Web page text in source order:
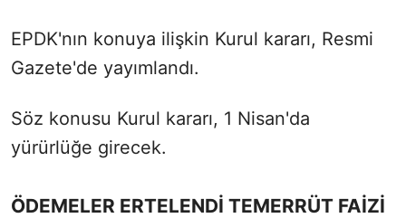
EPDK'nın konuya ilişkin Kurul kararı, Resmi
Gazete'de yayımlandı.
Söz konusu Kurul kararı, 1 Nisan'da
yürürlüğe girecek.
ÖDEMELER ERTELENDİ TEMERRÜT FAİZİ